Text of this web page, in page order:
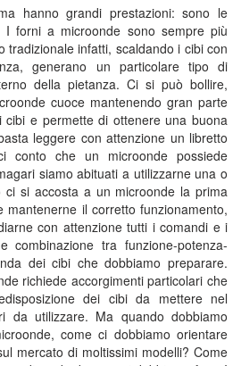
hanno grandi prestazioni: sono le
I forni a microonde sono sempre più
tradizionale infatti, scaldando i cibi con
generano un particolare tipo di
della pietanza. Ci si può bollire,
cuoce mantenendo gran parte
cibi e permette di ottenere una buona
leggere con attenzione un libretto
conto che un microonde possiede
siamo abituati a utilizzarne una o
ci si accosta a un microonde la prima
il corretto funzionamento,
con attenzione tutti i comandi e i
combinazione tra funzione-potenza-
dei cibi che dobbiamo preparare.
richiede accorgimenti particolari che
dei cibi da mettere nel
da utilizzare. Ma quando dobbiamo
come ci dobbiamo orientare
mercato di moltissimi modelli? Come